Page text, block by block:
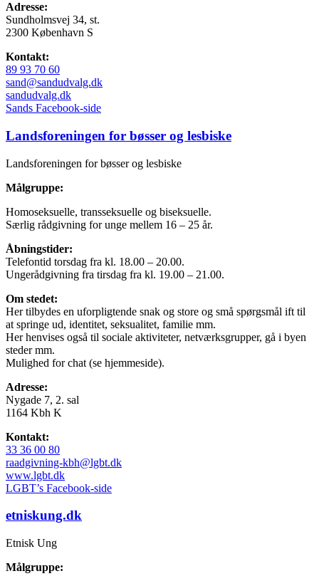
Adresse:
Sundholmsvej 34, st.
2300 København S
Kontakt:
89 93 70 60
sand@sandudvalg.dk
sandudvalg.dk
Sands Facebook-side
Landsforeningen for bøsser og lesbiske
Landsforeningen for bøsser og lesbiske
Målgruppe:
Homoseksuelle, transseksuelle og biseksuelle.
Særlig rådgivning for unge mellem 16 – 25 år.
Åbningstider:
Telefontid torsdag fra kl. 18.00 – 20.00.
Ungerådgivning fra tirsdag fra kl. 19.00 – 21.00.
Om stedet:
Her tilbydes en uforpligtende snak og store og små spørgsmål ift til
at springe ud, identitet, seksualitet, familie mm.
Her henvises også til sociale aktiviteter, netværksgrupper, gå i byen
steder mm.
Mulighed for chat (se hjemmeside).
Adresse:
Nygade 7, 2. sal
1164 Kbh K
Kontakt:
33 36 00 80
raadgivning-kbh@lgbt.dk
www.lgbt.dk
LGBT’s Facebook-side
etniskung.dk
Etnisk Ung
Målgruppe: